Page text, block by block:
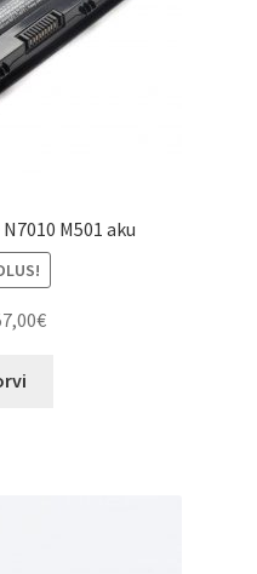
M501 aku
€Current